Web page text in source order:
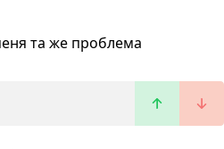
та же проблема